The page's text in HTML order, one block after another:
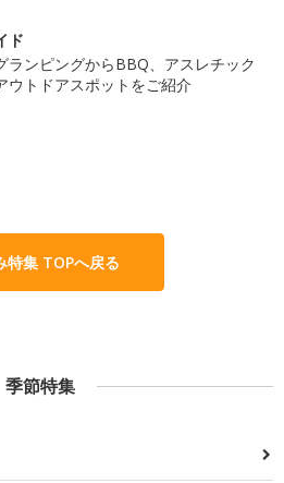
ド
ランピングからBBQ、アスレチック
ウトドアスポットをご紹介
特集 TOPへ戻る
季節特集